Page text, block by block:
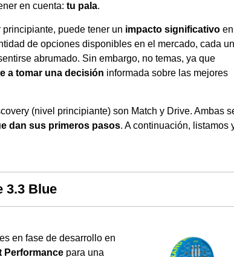
en cuenta: tu pala.
puede tener un impacto significativoen
de opciones disponibles en el mercado, cada
abrumado. Sin embargo, no temas, ya que
a tomar una decisión informada sobre las mejores
(nivel principiante) son Match y Drive. Ambas
dan sus primeros pasos. A continuación, listamos
3.3 Blue
en fase de desarrollo en
Performancepara una